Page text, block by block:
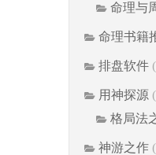
命理与
命理书籍
排盘软件
用神探源
格局法
神游之作